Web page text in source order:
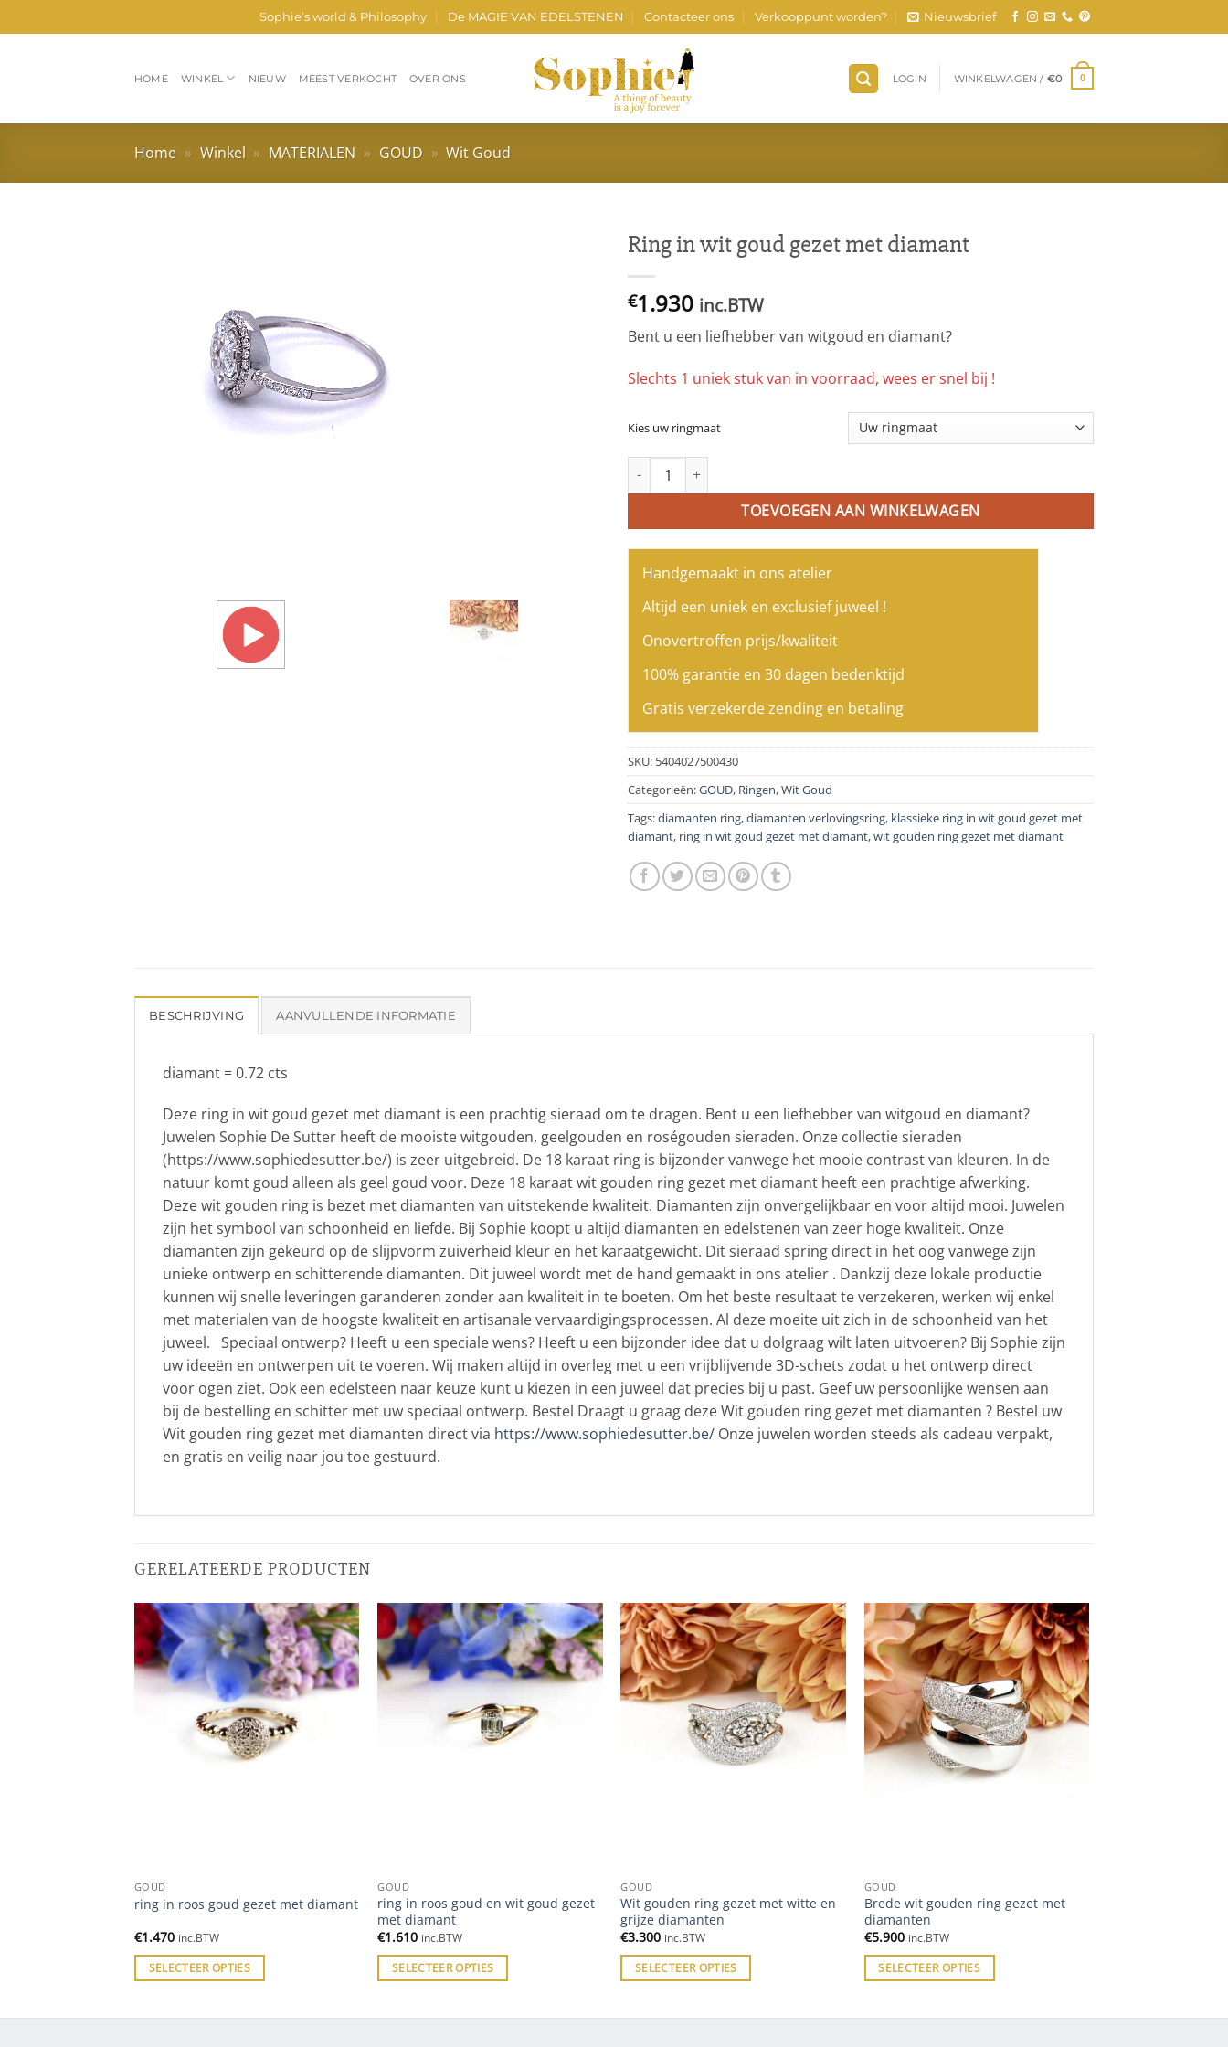
naar
Sophie’s world & Philosophy De MAGIE VAN EDELSTENEN Contacteer ons Verkooppunt worden? Nieuwsbrief
HOME WINKEL NIEUW MEEST VERKOCHT OVER ONS LOGIN WINKELWAGEN / €0 0
Home » Winkel » MATERIALEN » GOUD » Wit Goud
Ring in wit goud gezet met diamant
€1.930 inc.BTW
Bent u een liefhebber van witgoud en diamant?
Slechts 1 uniek stuk van in voorraad, wees er snel bij !
Kies uw ringmaat
Ring in wit goud gezet met diamant aantal
TOEVOEGEN AAN WINKELWAGEN
Handgemaakt in ons atelier
Altijd een uniek en exclusief juweel !
Onovertroffen prijs/kwaliteit
100% garantie en 30 dagen bedenktijd
Gratis verzekerde zending en betaling
SKU: 5404027500430
Categorieën:GOUD, Ringen,Wit Goud
Tags:diamanten ring,diamanten verlovingsring, klassieke ring in wit goud gezet met
diamant, ring in wit goud gezet met diamant,wit gouden ring gezet met diamant
BESCHRIJVING AANVULLENDE INFORMATIE
diamant = 0.72 cts
Deze ring in wit goud gezet met diamant is een prachtig sieraad om te dragen. Bent u een liefhebber van witgoud en diamant?
Juwelen Sophie De Sutter heeft de mooiste witgouden, geelgouden en roségouden sieraden. Onze collectie sieraden
(https://www.sophiedesutter.be/) is zeer uitgebreid. De 18 karaat ring is bijzonder vanwege het mooie contrast van kleuren. In de
natuur komt goud alleen als geel goud voor. Deze 18 karaat wit gouden ring gezet met diamant heeft een prachtige afwerking.
Deze wit gouden ring is bezet met diamanten van uitstekende kwaliteit. Diamanten zijn onvergelijkbaar en voor altijd mooi. Juwelen
zijn het symbool van schoonheid en liefde. Bij Sophie koopt u altijd diamanten en edelstenen van zeer hoge kwaliteit. Onze
diamanten zijn gekeurd op de slijpvorm zuiverheid kleur en het karaatgewicht. Dit sieraad spring direct in het oog vanwege zijn
unieke ontwerp en schitterende diamanten. Dit juweel wordt met de hand gemaakt in ons atelier . Dankzij deze lokale productie
kunnen wij snelle leveringen garanderen zonder aan kwaliteit in te boeten. Om het beste resultaat te verzekeren, werken wij enkel
met materialen van de hoogste kwaliteit en artisanale vervaardigingsprocessen. Al deze moeite uit zich in de schoonheid van het
juweel. Speciaal ontwerp? Heeft u een speciale wens? Heeft u een bijzonder idee dat u dolgraag wilt laten uitvoeren? Bij Sophie zijn
uw ideeën en ontwerpen uit te voeren. Wij maken altijd in overleg met u een vrijblijvende 3D-schets zodat u het ontwerp direct
voor ogen ziet. Ook een edelsteen naar keuze kunt u kiezen in een juweel dat precies bij u past. Geef uw persoonlijke wensen aan
bij de bestelling en schitter met uw speciaal ontwerp. Bestel Draagt u graag deze Wit gouden ring gezet met diamanten ? Bestel uw
Wit gouden ring gezet met diamanten direct via https://www.sophiedesutter.be/ Onze juwelen worden steeds als cadeau verpakt,
en gratis en veilig naar jou toe gestuurd.
GERELATEERDE PRODUCTEN
GOUD
ring in roos goud gezet met diamant
€1.470 inc.BTW
SELECTEER OPTIES
GOUD
ring in roos goud en wit goud gezet
met diamant
€1.610 inc.BTW
SELECTEER OPTIES
GOUD
Wit gouden ring gezet met witte en
grijze diamanten
€3.300 inc.BTW
SELECTEER OPTIES
GOUD
Brede wit gouden ring gezet met
diamanten
€5.900 inc.BTW
SELECTEER OPTIES